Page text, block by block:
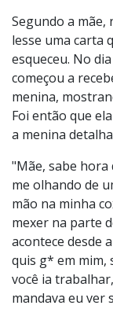
Segundo a mãe,
lesse uma carta
esqueceu. No
começou a
menina,
Foi então que
a menina
"Mãe, sabe hora
me olhando de
mão na minha
mexer na parte
acontece desde
quis g* em mim,
você ia
mandava eu ver